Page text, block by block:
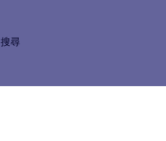
搜尋